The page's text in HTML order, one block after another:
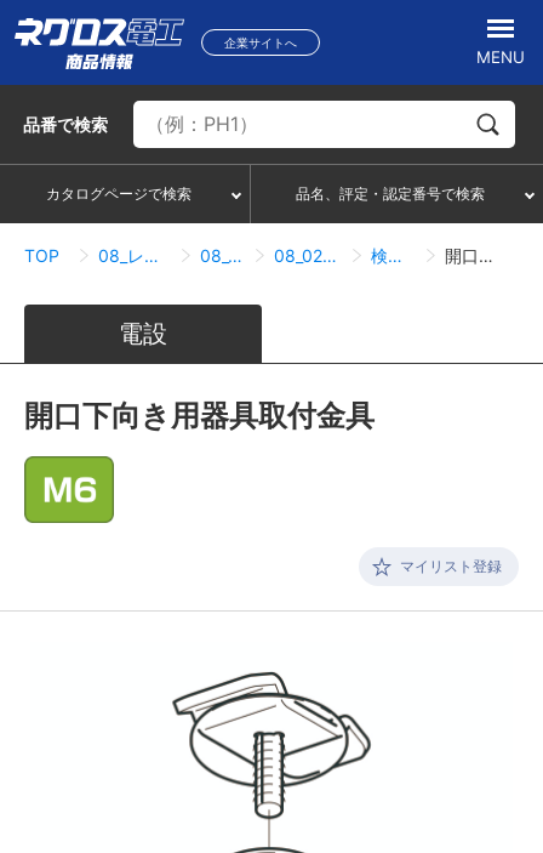
企業サイトへ
MENU
品番で検索
カタログページで検索 品名、評定・認定番号で検索
TOP 08_レースウェイ・サスウェイ 08_02_サスウェイ 08_02_07_照明器具取付関連 検索結果一覧 開口下向き用器具取付金具
電設
開口下向き用器具取付金具
マイリスト登録